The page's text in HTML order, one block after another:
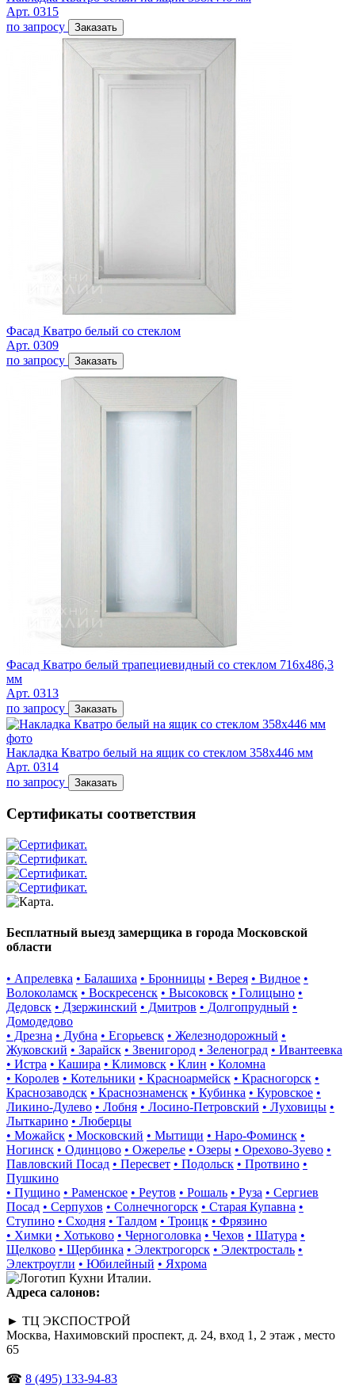
Арт. 0315
по запросу
Заказать
Фасад Кватро белый со стеклом
Арт. 0309
по запросу
Заказать
Фасад Кватро белый трапециевидный со стеклом 716х486,3
мм
Арт. 0313
по запросу
Заказать
Накладка Кватро белый на ящик со стеклом 358х446 мм
Арт. 0314
по запросу
Заказать
Сертификаты соответствия
Бесплатный выезд замерщика в города Московской
области
• Апрелевка • Балашиха • Бронницы • Верея • Видное •
Волоколамск • Воскресенск • Высоковск • Голицыно •
Дедовск • Дзержинский • Дмитров • Долгопрудный •
Домодедово
• Дрезна • Дубна • Егорьевск • Железнодорожный •
Жуковский • Зарайск • Звенигород • Зеленоград • Ивантеевка
• Истра • Кашира • Климовск • Клин • Коломна
• Королев • Котельники • Красноармейск • Красногорск •
Краснозаводск • Краснознаменск • Кубинка • Куровское •
Ликино-Дулево • Лобня • Лосино-Петровский • Луховицы •
Лыткарино • Люберцы
• Можайск • Московский • Мытищи • Наро-Фоминск •
Ногинск • Одинцово • Ожерелье • Озеры • Орехово-Зуево •
Павловский Посад • Пересвет • Подольск • Протвино •
Пушкино
• Пущино • Раменское • Реутов • Рошаль • Руза • Сергиев
Посад • Серпухов • Солнечногорск • Старая Купавна •
Ступино • Сходня • Талдом • Троицк • Фрязино
• Химки • Хотьково • Черноголовка • Чехов • Шатура •
Щелково • Щербинка • Электрогорск • Электросталь •
Электроугли • Юбилейный • Яхрома
Адреса салонов:
► ТЦ ЭКСПОСТРОЙ
Москва, Нахимовский проспект, д. 24, вход 1, 2 этаж , место
65
☎ 8 (495) 133-94-83